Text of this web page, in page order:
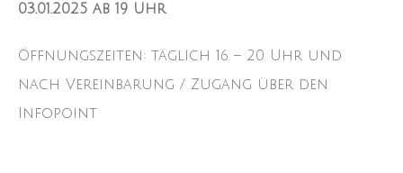
03.01.2025 ab 19 Uhr
Öffnungszeiten: täglich 16 – 20 Uhr und
nach Vereinbarung / Zugang über den
Infopoint